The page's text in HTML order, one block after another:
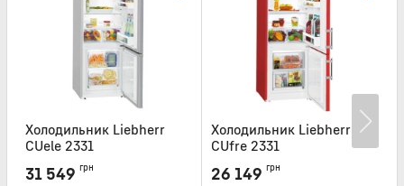
Холодильник Liebherr
CUele 2331
CUELE2331
31 549 грн
Холодильник Liebherr
CUfre 2331
CUFRE2331
26 149 грн